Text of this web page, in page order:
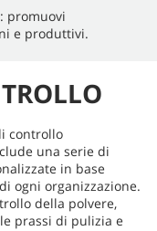
: promuovi
e produttivi.
controllo
una serie di
in base
ogni organizzazione.
della polvere,
prassi di pulizia e